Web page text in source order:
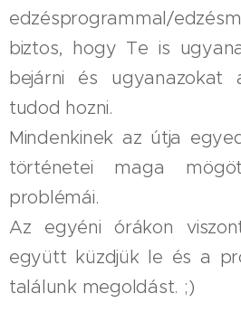
edzésprogrammal/
biztos, hogy Te is
bejárni és ugyanazokat
tudod hozni.
Mindenkinek az útja
történetei maga
problémái.
Az egyéni órákon
együtt küzdjük le és a
találunk megoldást. ;)